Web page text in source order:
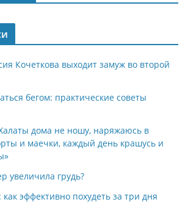
Кочеткова выходит замуж во второй
бегом: практические советы
дома не ношу, наряжаюсь в
и маечки, каждый день крашусь и
увеличила грудь?
эффективно похудеть за три дня